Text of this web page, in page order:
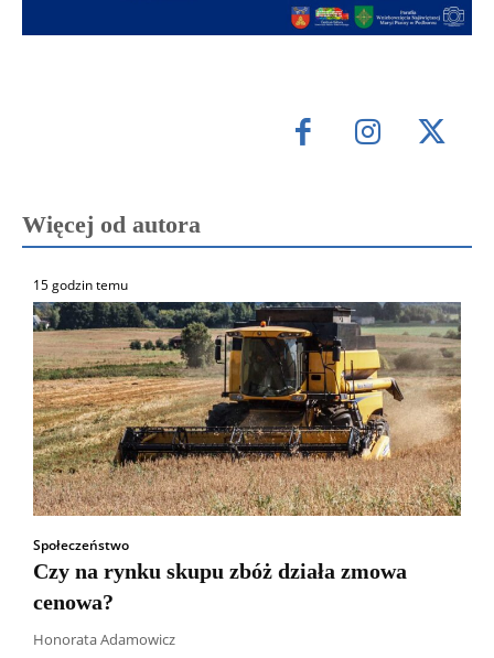
Więcej od autora
15 godzin temu
Społeczeństwo
Czy na rynku skupu zbóż działa zmowa
cenowa?
Honorata Adamowicz